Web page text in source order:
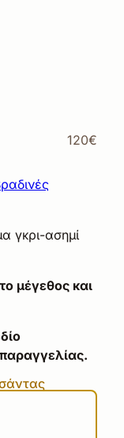
120€
γκρι-ασημί
μέγεθος και